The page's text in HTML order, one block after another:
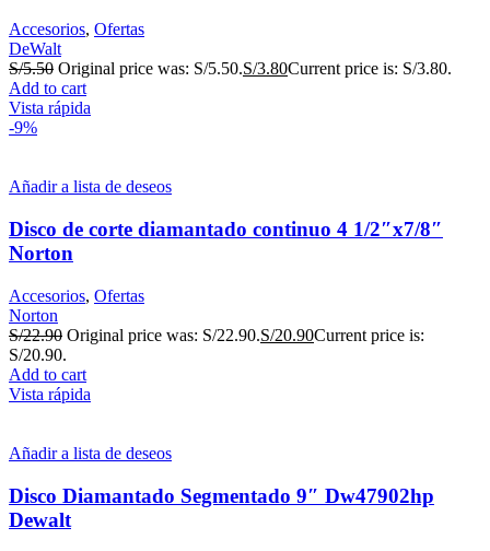
Accesorios, Ofertas
DeWalt
S/5.50 Original price was: S/5.50.S/3.80Current price is: S/3.80.
Add to cart
Vista rápida
-9%
Añadir a lista de deseos
Disco de corte diamantado continuo 4 1/2″x7/8″
Norton
Accesorios, Ofertas
Norton
S/22.90 Original price was: S/22.90.S/20.90Current price is:
S/20.90.
Add to cart
Vista rápida
Añadir a lista de deseos
Disco Diamantado Segmentado 9″ Dw47902hp
Dewalt